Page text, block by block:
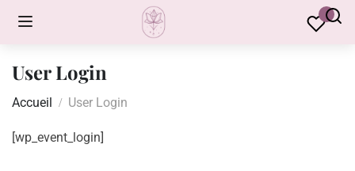
Accueil User Login
User Login
[wp_event_login]